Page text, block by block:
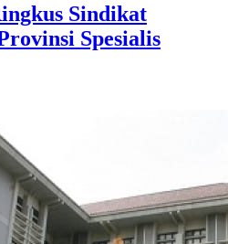
Sindikat
Spesialis